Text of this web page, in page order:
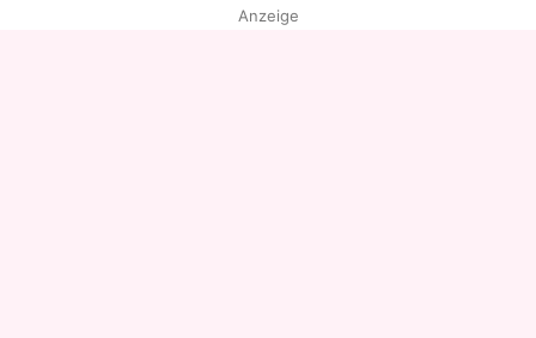
Anzeige